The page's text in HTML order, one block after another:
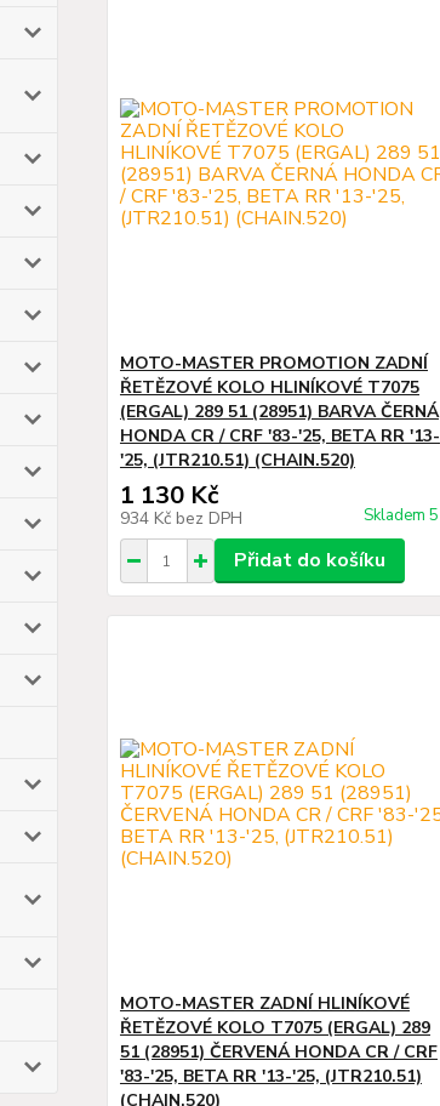
MOTO-MASTER PROMOTION ZADNÍ
ŘETĚZOVÉ KOLO HLINÍKOVÉ T7075
(ERGAL) 289 51 (28951) BARVA ČERNÁ
HONDA CR / CRF '83-'25, BETA RR '13-
'25, (JTR210.51) (CHAIN.520)
1 130 Kč
934 Kč bez DPH Skladem 5
Přidat do košíku
MOTO-MASTER ZADNÍ HLINÍKOVÉ
ŘETĚZOVÉ KOLO T7075 (ERGAL) 289
51 (28951) ČERVENÁ HONDA CR / CRF
'83-'25, BETA RR '13-'25, (JTR210.51)
(CHAIN.520)